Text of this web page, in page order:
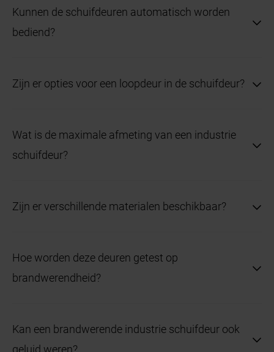
met een S200 rookdichte afdichting of Sa-
dichtingen.
Kunnen de schuifdeuren automatisch worden
bediend?
aandrijvingen zoals de SupraMatic HT en ITO 500
Zijn er opties voor een loopdeur in de schuifdeur?
geïntegreerde loopdeur.
Wat is de maximale afmeting van een industrie
schuifdeur?
meter en een hoogte tot 8,75 meter.
Zijn er verschillende materialen beschikbaar?
roestvrij staal.
Hoe worden deze deuren getest op
brandwerendheid?
EN 13241 en worden uitvoerig getest op
Kan een brandwerende industrie schuifdeur ook
geluid weren?